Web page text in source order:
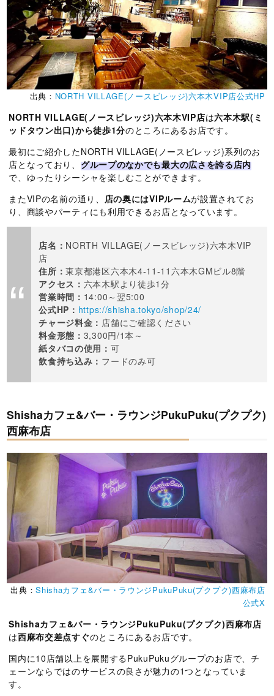
出典： NORTH VILLAGE(ノースビレッジ)六本木VIP店公式HP
NORTH VILLAGE(ノースビレッジ)六本木VIP店は六本木駅(ミ
ッドタウン出口)から徒歩1分のところにあるお店です。
最初にご紹介したNORTH VILLAGE(ノースビレッジ)系列のお
店となっており、 グループのなかでも最大の広さを誇る店内
で、ゆったりシーシャを楽しむことができます。
またVIPの名前の通り、
店の奥にはVIPルームが設置されてお
り、商談やパーティにも利用できるお店となっています。
店名： NORTH VILLAGE(ノースビレッジ)六本木VIP
店
住所：東京都港区六本木4-11-11六本木GMビル8階
アクセス： 六本木駅より徒歩1分
営業時間： 14:00～翌5:00
公式HP： https://shisha.tokyo/shop/24/
チャージ料金： 店舗にご確認ください
料金形態： 3,300円/1本～
紙タバコの使用： 可
飲食持ち込み： フードのみ可
Shishaカフェ&バー・ラウンジPukuPuku(プクプク)
西麻布店
出典：Shishaカフェ&バー・ラウンジPukuPuku(プクプク)西麻布店
公式X
Shishaカフェ&バー・ラウンジPukuPuku(プクプク)西麻布店
は西麻布交差点すぐのところにあるお店です。
国内に10店舗以上を展開するPukuPukuグループのお店で、チ
ェーンならではのサービスの良さが魅力の1つとなっていま
す。